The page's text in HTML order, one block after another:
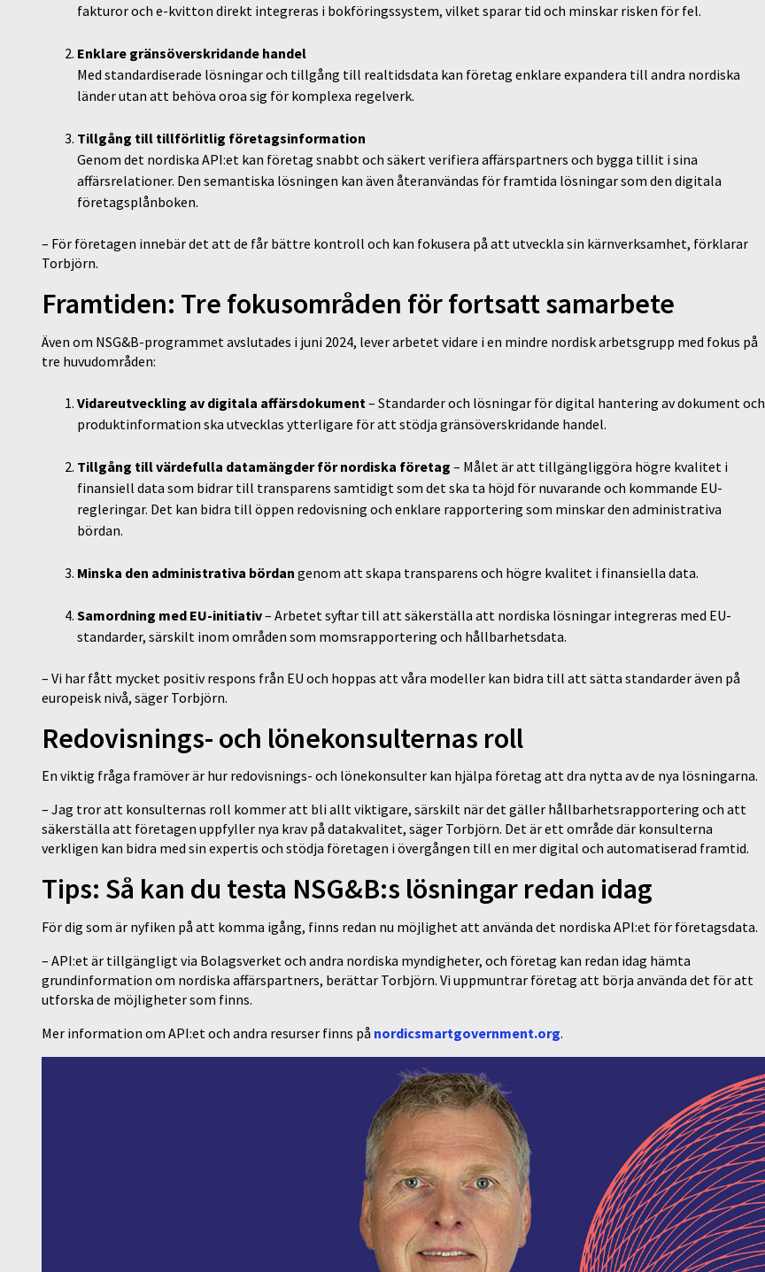
fakturor och e-kvitton direkt integreras i bokföringssystem, vilket sparar tid och minskar risken för fel.
Enklare gränsöverskridande handel
Med standardiserade lösningar och tillgång till realtidsdata kan företag enklare expandera till andra nordiska
länder utan att behöva oroa sig för komplexa regelverk.
Tillgång till tillförlitlig företagsinformation
Genom det nordiska API:et kan företag snabbt och säkert verifiera affärspartners och bygga tillit i sina
affärsrelationer. Den semantiska lösningen kan även återanvändas för framtida lösningar som den digitala
företagsplånboken.
– För företagen innebär det att de får bättre kontroll och kan fokusera på att utveckla sin kärnverksamhet, förklarar
Torbjörn.
Framtiden: Tre fokusområden för fortsatt samarbete
Även om NSG&B-programmet avslutades i juni 2024, lever arbetet vidare i en mindre nordisk arbetsgrupp med fokus på
tre huvudområden:
Vidareutveckling av digitala affärsdokument – Standarder och lösningar för digital hantering av dokument och
produktinformation ska utvecklas ytterligare för att stödja gränsöverskridande handel.
Tillgång till värdefulla datamängder för nordiska företag – Målet är att tillgängliggöra högre kvalitet i
finansiell data som bidrar till transparens samtidigt som det ska ta höjd för nuvarande och kommande EU-
regleringar. Det kan bidra till öppen redovisning och enklare rapportering som minskar den administrativa
bördan.
Minska den administrativa bördan genom att skapa transparens och högre kvalitet i finansiella data.
Samordning med EU-initiativ– Arbetet syftar till att säkerställa att nordiska lösningar integreras med EU-
standarder, särskilt inom områden som momsrapportering och hållbarhetsdata.
– Vi har fått mycket positiv respons från EU och hoppas att våra modeller kan bidra till att sätta standarder även på
europeisk nivå, säger Torbjörn.
Redovisnings- och lönekonsulternas roll
En viktig fråga framöver är hur redovisnings- och lönekonsulter kan hjälpa företag att dra nytta av de nya lösningarna.
– Jag tror att konsulternas roll kommer att bli allt viktigare, särskilt när det gäller hållbarhetsrapportering och att
säkerställa att företagen uppfyller nya krav på datakvalitet, säger Torbjörn. Det är ett område där konsulterna
verkligen kan bidra med sin expertis och stödja företagen i övergången till en mer digital och automatiserad framtid.
Tips: Så kan du testa NSG&B:s lösningar redan idag
För dig som är nyfiken på att komma igång, finns redan nu möjlighet att använda det nordiska API:et för företagsdata.
– API:et är tillgängligt via Bolagsverket och andra nordiska myndigheter, och företag kan redan idag hämta
grundinformation om nordiska affärspartners, berättar Torbjörn. Vi uppmuntrar företag att börja använda det för att
utforska de möjligheter som finns.
Mer information om API:et och andra resurser finns på nordicsmartgovernment.org.